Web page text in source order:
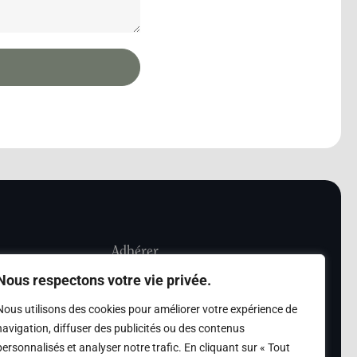
respectons votre vie privée.
utilisons des cookies pour améliorer votre expérience de
diffuser des publicités ou des contenus
et analyser notre trafic. En cliquant sur « Tout
Les Amis de
de la
archives des Amis
Adhérer
Adhésion